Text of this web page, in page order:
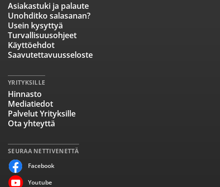
SEURAA NETTIVENETTÄ
Facebook
Youtube
Asiakastuki ja palaute
Unohditko salasanan?
Usein kysyttyä
Turvallisuusohjeet
Käyttöehdot
Saavutettavuusseloste
YRITYKSILLE
Hinnasto
Mediatiedot
Palvelut Yrityksille
Ota yhteyttä